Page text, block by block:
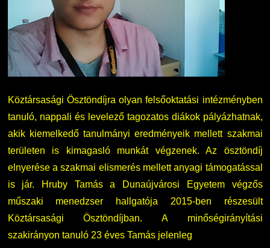
Köztársasági Ösztöndíjra olyan felsőoktatási intézményben
tanuló, nappali és levelező tagozatos diákok pályázhatnak,
akik kiemelkedő tanulmányi eredményeik mellett szakmai
területen is kimagasló munkát végzenek. Az ösztöndíj
elnyerése a szakmai elismerés mellett anyagi támogatással
is jár. Hruby Tamás a Dunaújvárosi Egyetem végzős
műszaki menedzser hallgatója 2015-ben részesült
Köztársasági Ösztöndíjban. A minőségirányítási
szakirányon tanuló 23 éves Tamás jelenleg